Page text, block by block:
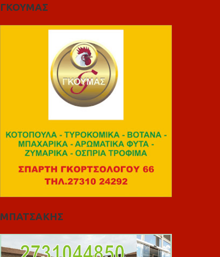
ΓΚΟΥΜΑΣ
ΜΠΑΤΣΑΚΗΣ